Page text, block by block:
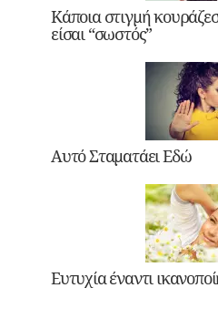
Κάποια στιγμή
είσαι “σωστός”
Αυτό Σταματάει Εδώ
Ευτυχία έναντι